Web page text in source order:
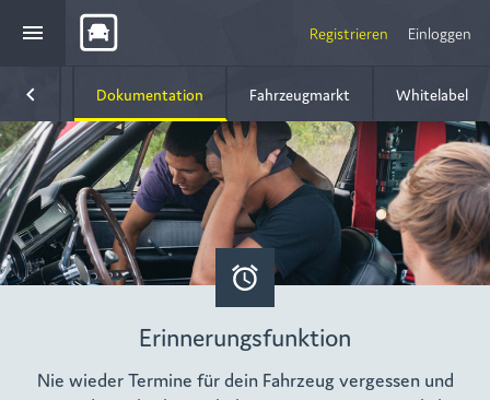
menu Registrieren Einloggen
keyboard_arrow_left Dokumentation Fahrzeugmarkt Whitelabel
Erinnerungsfunktion
Nie wieder Termine für dein Fahrzeug vergessen und